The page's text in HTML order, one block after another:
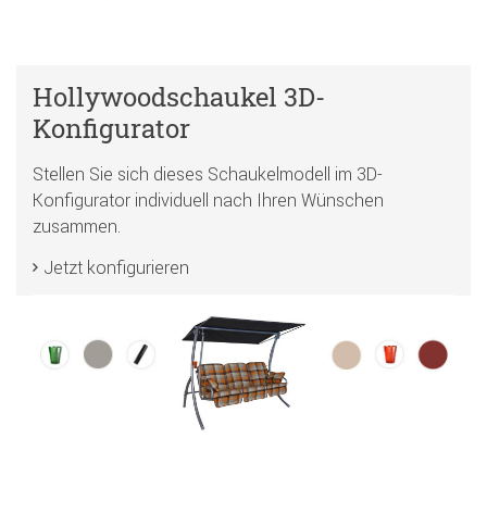
Hollywoodschaukel 3D-
Konfigurator
Stellen Sie sich dieses Schaukelmodell im 3D-
Konfigurator individuell nach Ihren Wünschen
zusammen.
Jetzt konfigurieren